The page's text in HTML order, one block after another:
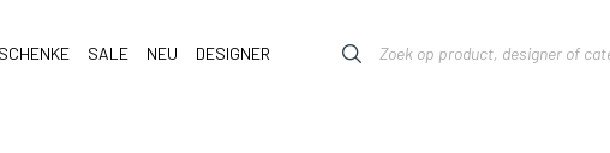
SALE NEU DESIGNER